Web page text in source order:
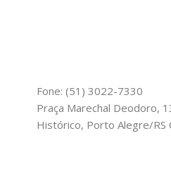
Fone: (51) 3022-7330
Praça Marechal Deodoro,
Histórico, Porto Alegre/RS